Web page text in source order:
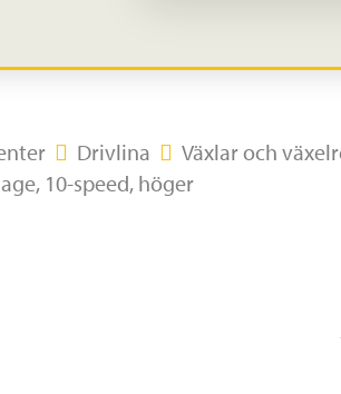
Drivlina Växlar och
10-speed, höger